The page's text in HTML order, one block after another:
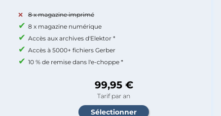
8 x magazine imprimé
8 x magazine numérique
Accès aux archives d'Elektor *
Accès à 5000+ fichiers Gerber
10 % de remise dans l'e-choppe *
99,95 €
Tarif par an